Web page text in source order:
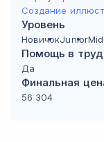
Создание
Уровень
НовичокJunior
Помощь в
Да
Финальная
56 304